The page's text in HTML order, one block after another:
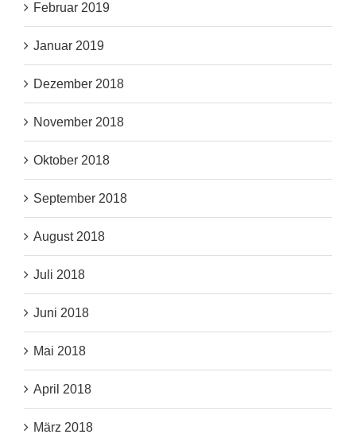
Februar 2019
Januar 2019
Dezember 2018
November 2018
Oktober 2018
September 2018
August 2018
Juli 2018
Juni 2018
Mai 2018
April 2018
März 2018